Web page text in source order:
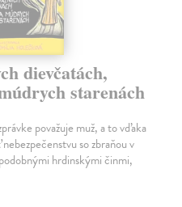
dievčatách,
starenách
považuje muž, a to vďaka
so zbraňou v
hrdinskými činmi,